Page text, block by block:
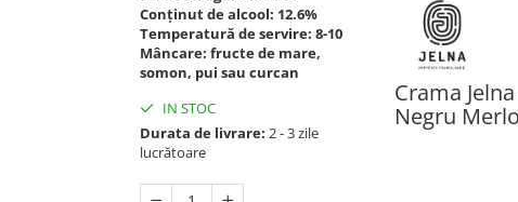
Crama
Negru
Conținut de alcool: 12.6%
Temperatură de servire: 8-10
Mâncare: fructe de mare,
somon, pui sau curcan
IN STOC
Durata de livrare: 2 - 3 zile
lucrătoare